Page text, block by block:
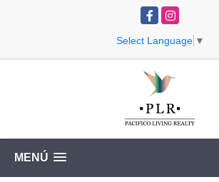
FacebookInstagram
Select Language ▼
MENÚ